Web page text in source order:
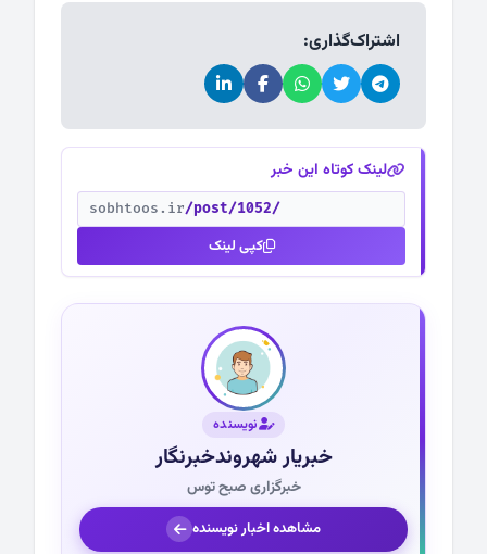
اشتراک‌گذاری:
لینک کوتاه این خبر
sobhtoos.ir/post/1052/
کپی لینک
نویسنده
خبریار شهروندخبرنگار
خبرگزاری صبح توس
مشاهده اخبار نویسنده